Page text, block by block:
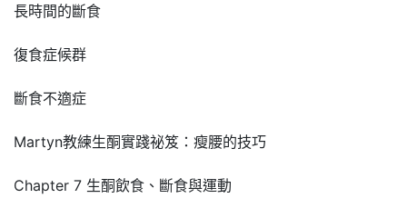
長時間的斷食
復食症候群
斷食不適症
Martyn教練生酮實踐祕笈：瘦腰的技巧
Chapter 7 生酮飲食、斷食與運動